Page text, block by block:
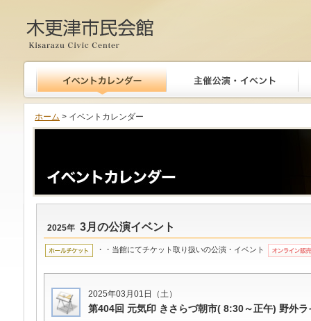
木更津市民会館
ホーム > イベントカレンダー
2025年 3月の公演イベント
・・当館にてチケット取り扱いの公演・イベント
2025年03月01日（土）
第404回 元気印 きさらづ朝市( 8:30～正午) 野外